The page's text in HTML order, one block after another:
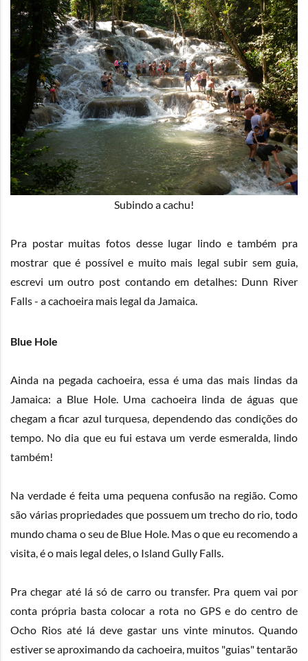
Subindo a cachu!
Pra postar muitas fotos desse lugar lindo e também pra
mostrar que é possível e muito mais legal subir sem guia,
escrevi um outro post contando em detalhes: Dunn River
Falls - a cachoeira mais legal da Jamaica.
Blue Hole
Ainda na pegada cachoeira, essa é uma das mais lindas da
Jamaica: a Blue Hole. Uma cachoeira linda de águas que
chegam a ficar azul turquesa, dependendo das condições do
tempo. No dia que eu fui estava um verde esmeralda, lindo
também!
Na verdade é feita uma pequena confusão na região. Como
são várias propriedades que possuem um trecho do rio, todo
mundo chama o seu de Blue Hole. Mas o que eu recomendo a
visita, é o mais legal deles, o Island Gully Falls.
Pra chegar até lá só de carro ou transfer. Pra quem vai por
conta própria basta colocar a rota no GPS e do centro de
Ocho Rios até lá deve gastar uns vinte minutos. Quando
estiver se aproximando da cachoeira, muitos "guias" tentarão